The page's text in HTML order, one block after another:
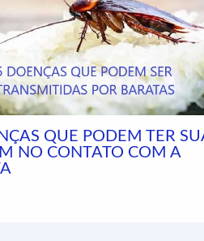
QUE PODEM TER
NO CONTATO COM A